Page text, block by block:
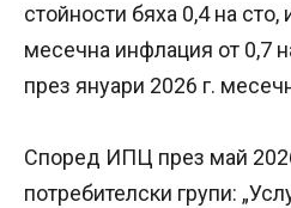
стойности бяха 0,4 на
месечна инфлация от 0,7
през януари 2026 г.
Според ИПЦ през май 2026
потребителски групи: